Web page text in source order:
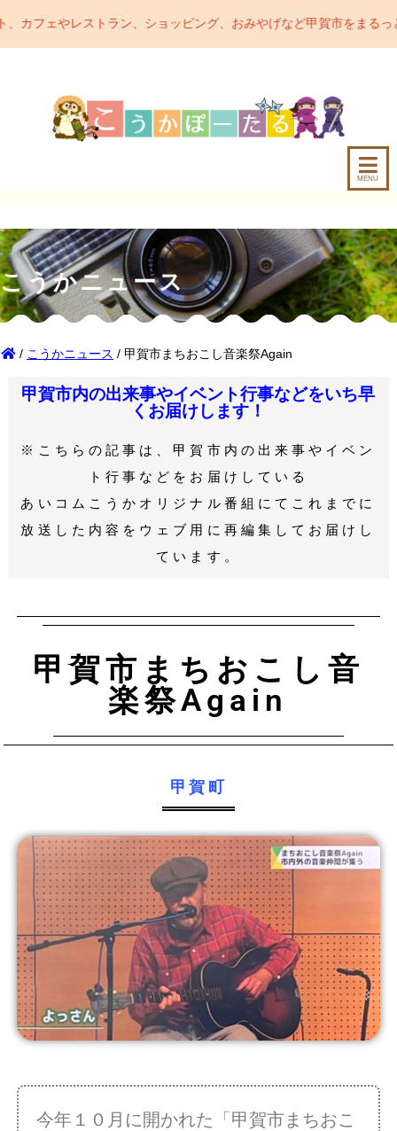
ェやレストラン、ショッピング、おみやげなど甲賀市をまるっと
MENU
こうかニュース
/ こうかニュース / 甲賀市まちおこし音楽祭Again
甲賀市内の出来事やイベント行事などをいち早
くお届けします！
※こちらの記事は、甲賀市内の出来事やイベン
ト行事などをお届けしている
あいコムこうかオリジナル番組にてこれまでに
放送した内容をウェブ用に再編集してお届けし
ています。
甲賀市まちおこし音
楽祭Again
甲賀町
今年１０月に開かれた「甲賀市まちおこ